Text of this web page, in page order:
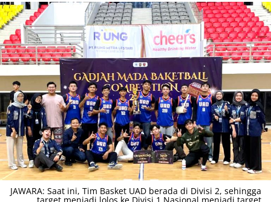
JAWARA: Saat ini, Tim Basket UAD berada di Divisi 2, sehingga